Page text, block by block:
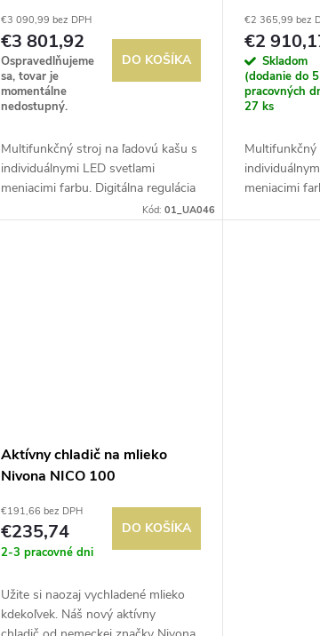
12L
€3 090,99 bez DPH
€3 801,92
Ospravedlňujeme
sa, tovar je
momentálne
nedostupný.
DO KOŠÍKA
Multifunkčný stroj na ľadovú kašu s
individuálnymi LED svetlami
meniacimi farbu. Digitálna regulácia
teploty. Na rozdiel od iných strojov
Kód:01_UA046
12L
€2 365,99 bez
€2
Skladom
(dodanie do 5
pracovných
27 ks
Multifunkčný
meniacimi
teploty. Na
Aktívny chladič na mlieko
Nivona NICO 100
€191,66 bez DPH
€235,74
2-3 pracovné dni
DO KOŠÍKA
Užite si naozaj vychladené mlieko
kdekoľvek. Náš nový aktívny